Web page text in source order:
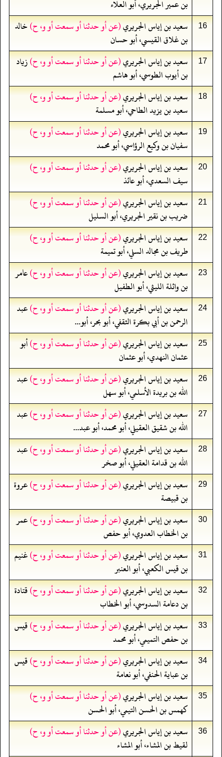
بن عمير الجريري، أبو العلاء
16 سعيد بن إياس الجريري(عن أو حدثنا أو سمعت أو و، ح)خالد
بن غلاق القيسي، أبو حسان
17 سعيد بن إياس الجريري(عن أو حدثنا أو سمعت أو و، ح)زياد
بن أيوب الطوسي، أبو هاشم
18 سعيد بن إياس الجريري(عن أو حدثنا أو سمعت أو و، ح)
سعيد بن يزيد الطاحي، أبو مسلمة
19 سعيد بن إياس الجريري(عن أو حدثنا أو سمعت أو و، ح)
سفيان بن وكيع الرؤاسي، أبو محمد
20 سعيد بن إياس الجريري(عن أو حدثنا أو سمعت أو و، ح)
سيف السعدي، أبو عائذ
21 سعيد بن إياس الجريري(عن أو حدثنا أو سمعت أو و، ح)
ضريب بن نقير الجريري، أبو السليل
22 سعيد بن إياس الجريري(عن أو حدثنا أو سمعت أو و، ح)
طريف بن مجالد السلي، أبو تميمة
23 سعيد بن إياس الجريري(عن أو حدثنا أو سمعت أو و، ح)عامر
بن واثلة الليثي، أبو الطفيل
24 سعيد بن إياس الجريري(عن أو حدثنا أو سمعت أو و، ح)عبد
الرحمن بن أبي بكرة الثقفي، أبو بحر، أبو...
25 سعيد بن إياس الجريري(عن أو حدثنا أو سمعت أو و، ح)أبو
عثمان النهدي، أبو عثمان
26 سعيد بن إياس الجريري(عن أو حدثنا أو سمعت أو و، ح)عبد
الله بن بريدة الأسلمي، أبو سهل
27 سعيد بن إياس الجريري(عن أو حدثنا أو سمعت أو و، ح)عبد
الله بن شقيق العقيلي، أبو محمد، أبو عبد...
28 سعيد بن إياس الجريري(عن أو حدثنا أو سمعت أو و، ح)عبد
الله بن قدامة العقيلي، أبو صخر
29 سعيد بن إياس الجريري(عن أو حدثنا أو سمعت أو و، ح)عروة
بن قبيصة
30 سعيد بن إياس الجريري(عن أو حدثنا أو سمعت أو و، ح)عمر
بن الخطاب العدوي، أبو حفص
31 سعيد بن إياس الجريري(عن أو حدثنا أو سمعت أو و، ح)غنيم
بن قيس الكعبي، أبو العنبر
32 سعيد بن إياس الجريري(عن أو حدثنا أو سمعت أو و، ح)قتادة
بن دعامة السدوسي، أبو الخطاب
33 سعيد بن إياس الجريري(عن أو حدثنا أو سمعت أو و، ح)قيس
بن حفص التميمي، أبو محمد
34 سعيد بن إياس الجريري(عن أو حدثنا أو سمعت أو و، ح)قيس
بن عباية الحنفي، أبو نعامة
35 سعيد بن إياس الجريري(عن أو حدثنا أو سمعت أو و، ح)
كهمس بن الحسن التيمي، أبو الحسن
36 سعيد بن إياس الجريري(عن أو حدثنا أو سمعت أو و، ح)
لقيط بن المشاء، أبو المشاء